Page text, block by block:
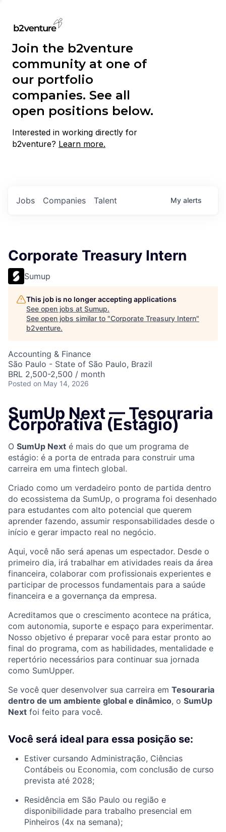
Join the b2venture
community at one of
our portfolio
companies. See all
open positions below.
Interested in working directly for
b2venture? Learn more.
Jobs Companies Talent My alerts
Corporate Treasury Intern
Sumup
This job is no longer accepting applications
See open jobs at Sumup.
See open jobs similar to "Corporate Treasury Intern"
b2venture.
Accounting & Finance
São Paulo - State of São Paulo, Brazil
BRL 2,500-2,500 / month
Posted on May 14, 2026
SumUp Next — Tesouraria
Corporativa (Estágio)
O SumUp Next é mais do que um programa de
estágio: é a porta de entrada para construir uma
carreira em uma fintech global.
Criado como um verdadeiro ponto de partida dentro
do ecossistema da SumUp, o programa foi desenhado
para estudantes com alto potencial que querem
aprender fazendo, assumir responsabilidades desde o
início e gerar impacto real no negócio.
Aqui, você não será apenas um espectador. Desde o
primeiro dia, irá trabalhar em atividades reais da área
financeira, colaborar com profissionais experientes e
participar de processos fundamentais para a saúde
financeira e a governança da empresa.
Acreditamos que o crescimento acontece na prática,
com autonomia, suporte e espaço para experimentar.
Nosso objetivo é preparar você para estar pronto ao
final do programa, com as habilidades, mentalidade e
repertório necessários para continuar sua jornada
como SumUpper.
Se você quer desenvolver sua carreira em Tesouraria
dentro de um ambiente global e dinâmico, o SumUp
Next foi feito para você.
Você será ideal para essa posição se:
Estiver cursando Administração, Ciências
Contábeis ou Economia, com conclusão de curso
prevista até 2028;
Residência em São Paulo ou região e
disponibilidade para trabalho presencial em
Pinheiros (4x na semana);